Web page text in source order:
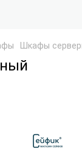
Шкафы